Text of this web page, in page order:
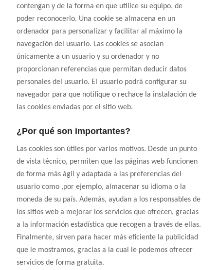
contengan y de la forma en que utilice su equipo, de
poder reconocerlo. Una cookie se almacena en un
ordenador para personalizar y facilitar al máximo la
navegación del usuario. Las cookies se asocian
únicamente a un usuario y su ordenador y no
proporcionan referencias que permitan deducir datos
personales del usuario. El usuario podrá configurar su
navegador para que notifique o rechace la instalación de
las cookies enviadas por el sitio web.
¿Por qué son importantes?
Las cookies son útiles por varios motivos. Desde un punto
de vista técnico, permiten que las páginas web funcionen
de forma más ágil y adaptada a las preferencias del
usuario como ,por ejemplo, almacenar su idioma o la
moneda de su país. Además, ayudan a los responsables de
los sitios web a mejorar los servicios que ofrecen, gracias
a la información estadística que recogen a través de ellas.
Finalmente, sirven para hacer más eficiente la publicidad
que le mostramos, gracias a la cual le podemos ofrecer
servicios de forma gratuita.